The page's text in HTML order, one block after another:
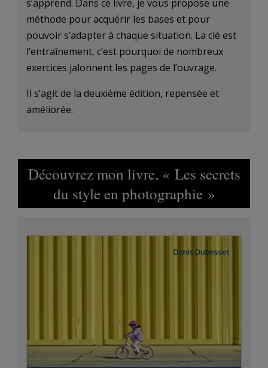
s’apprend. Dans ce livre, je vous propose une
méthode pour acquérir les bases et pour
pouvoir s’adapter à chaque situation. La clé est
l’entraînement, c’est pourquoi de nombreux
exercices jalonnent les pages de l’ouvrage.
Il s’agit de la deuxième édition, repensée et
améliorée.
Découvrez mon livre, « Les secrets
du style en photographie »